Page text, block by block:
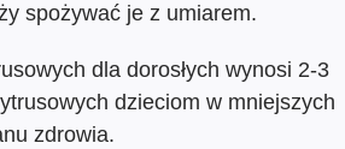
spożywać je z umiarem.
dla dorosłych wynosi 2-3
dzieciom w mniejszych
zdrowia.